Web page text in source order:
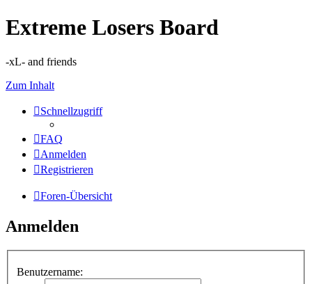
Extreme Losers Board
-xL- and friends
Zum Inhalt
Schnellzugriff
FAQ
Anmelden
Registrieren
Foren-Übersicht
Anmelden
Benutzername: